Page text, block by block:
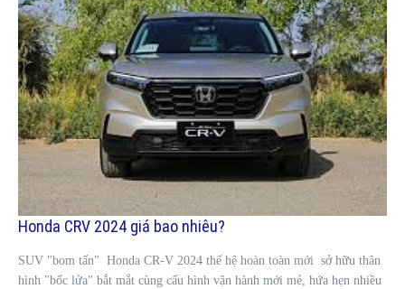
Honda CRV 2024 giá bao nhiêu?
SUV "bom tấn" Honda CR-V 2024 thế hệ hoàn toàn mới sở hữu thân
hình "bốc lửa" bắt mắt cùng cấu hình vận hành mới mẻ, hứa hẹn nhiều